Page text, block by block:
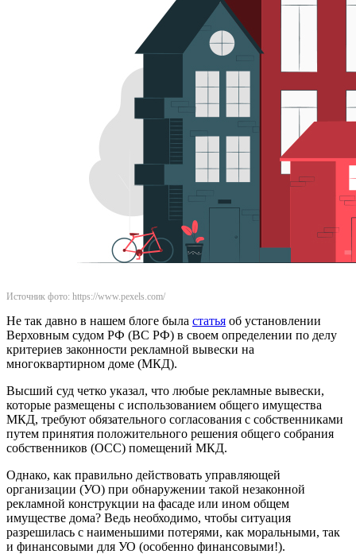
Источник фото: https://www.pexels.com/
Не так давно в нашем блоге была статья об установлении
Верховным судом РФ (ВС РФ) в своем определении по делу
критериев законности рекламной вывески на
многоквартирном доме (МКД).
Высший суд четко указал, что любые рекламные вывески,
которые размещены с использованием общего имущества
МКД, требуют обязательного согласования с собственниками
путем принятия положительного решения общего собрания
собственников (ОСС) помещений МКД.
Однако, как правильно действовать управляющей
организации (УО) при обнаружении такой незаконной
рекламной конструкции на фасаде или ином общем
имуществе дома? Ведь необходимо, чтобы ситуация
разрешилась с наименьшими потерями, как моральными, так
и финансовыми для УО (особенно финансовыми!).